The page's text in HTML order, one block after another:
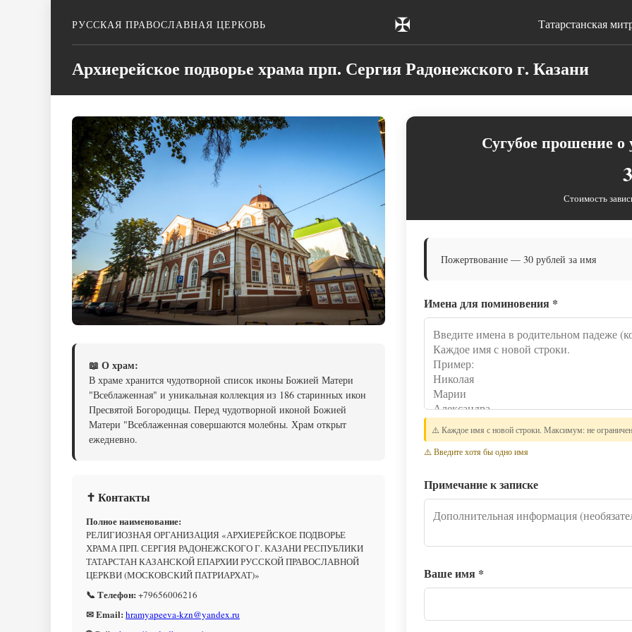
РУССКАЯ ПРАВОСЛАВНАЯ ЦЕРКОВЬ ✠ Татарстанская
Архиерейское подворье храма прп. Сергия Радонежского г. Казани
📖 О храм:
В храме хранится чудотворной список иконы Божией Матери
"Всеблаженная" и уникальная коллекция из 186 старинных икон
Пресвятой Богородицы. Перед чудотворной иконой Божией
Матери "Всеблаженная совершаются молебны. Храм открыт
ежедневно.
✝ Контакты
Полное наименование:
РЕЛИГИОЗНАЯ ОРГАНИЗАЦИЯ «АРХИЕРЕЙСКОЕ ПОДВОРЬЕ
ХРАМА ПРП. СЕРГИЯ РАДОНЕЖСКОГО Г. КАЗАНИ РЕСПУБЛИКИ
ТАТАРСТАН КАЗАНСКОЙ ЕПАРХИИ РУССКОЙ ПРАВОСЛАВНОЙ
ЦЕРКВИ (МОСКОВСКИЙ ПАТРИАРХАТ)»
📞 Телефон: +79656006216
✉ Email: hramyapeeva-kzn@yandex.ru
Сугубое прошение
Стоимость
Пожертвование — 30 рублей за имя
Имена для поминовения *
⚠️ Каждое имя с новой строки. Максимум: не
⚠️ Введите хотя бы одно имя
Примечание к записке
Ваше имя *